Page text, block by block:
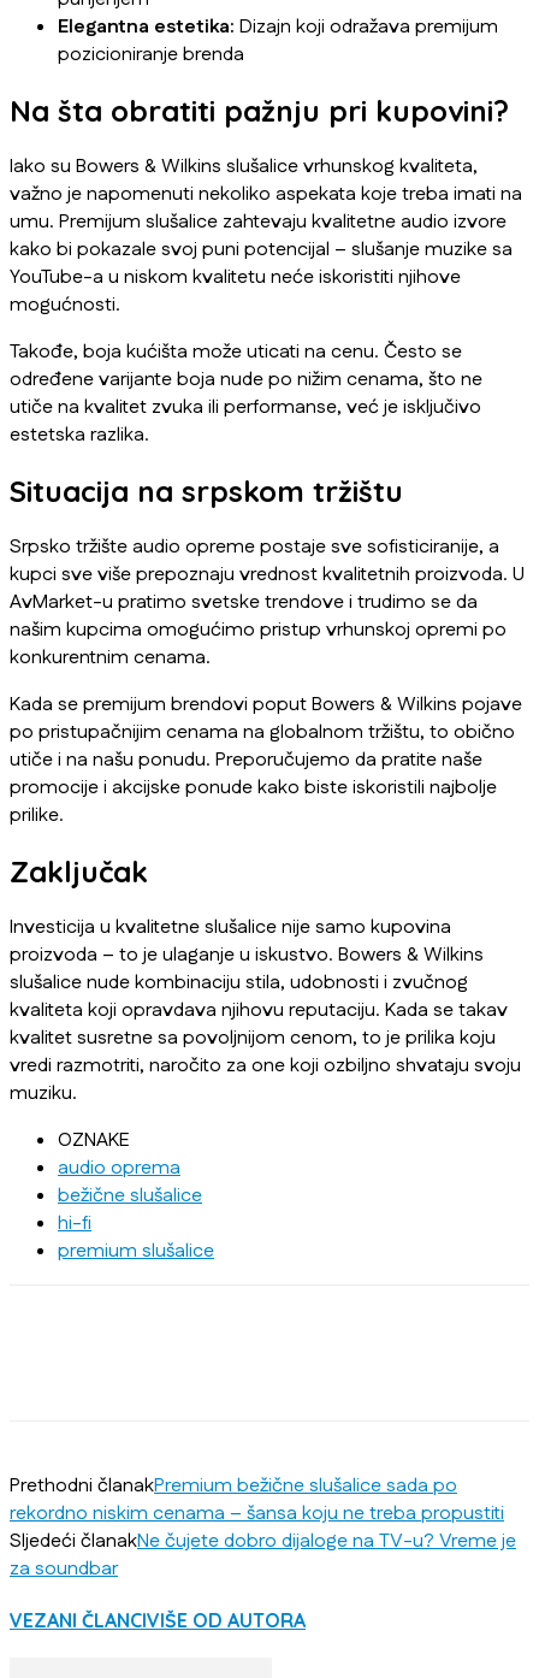
Elegantna estetika: Dizajn koji odražava premijum
pozicioniranje brenda
Na šta obratiti pažnju pri kupovini?
Iako su Bowers & Wilkins slušalice vrhunskog kvaliteta,
važno je napomenuti nekoliko aspekata koje treba imati na
umu. Premijum slušalice zahtevaju kvalitetne audio izvore
kako bi pokazale svoj puni potencijal – slušanje muzike sa
YouTube-a u niskom kvalitetu neće iskoristiti njihove
mogućnosti.
Takođe, boja kućišta može uticati na cenu. Često se
određene varijante boja nude po nižim cenama, što ne
utiče na kvalitet zvuka ili performanse, već je isključivo
estetska razlika.
Situacija na srpskom tržištu
Srpsko tržište audio opreme postaje sve sofisticiranije, a
kupci sve više prepoznaju vrednost kvalitetnih proizvoda. U
AvMarket-u pratimo svetske trendove i trudimo se da
našim kupcima omogućimo pristup vrhunskoj opremi po
konkurentnim cenama.
Kada se premijum brendovi poput Bowers & Wilkins pojave
po pristupačnijim cenama na globalnom tržištu, to obično
utiče i na našu ponudu. Preporučujemo da pratite naše
promocije i akcijske ponude kako biste iskoristili najbolje
prilike.
Zaključak
Investicija u kvalitetne slušalice nije samo kupovina
proizvoda – to je ulaganje u iskustvo. Bowers & Wilkins
slušalice nude kombinaciju stila, udobnosti i zvučnog
kvaliteta koji opravdava njihovu reputaciju. Kada se takav
kvalitet susretne sa povoljnijom cenom, to je prilika koju
vredi razmotriti, naročito za one koji ozbiljno shvataju svoju
muziku.
OZNAKE
audio oprema
bežične slušalice
hi-fi
premium slušalice
Prethodni članakPremium bežične slušalice sada po
rekordno niskim cenama – šansa koju ne treba propustiti
Sljedeći članakNe čujete dobro dijaloge na TV-u? Vreme je
za soundbar
VEZANI ČLANCIVIŠE OD AUTORA